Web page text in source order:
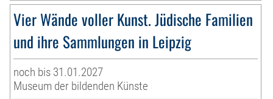
Vier Wände voller Kunst. Jüdische Familien
und ihre Sammlungen in Leipzig
noch bis 31.01.2027
Museum der bildenden Künste